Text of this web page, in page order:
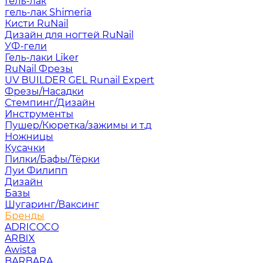
гель-лак Shimeria
Кисти RuNail
Дизайн для ногтей RuNail
УФ-гели
Гель-лаки Liker
RuNail Фрезы
UV BUILDER GEL Runail Expert
Фрезы/Насадки
Стемпинг/Дизайн
Инструменты
Пушер/Кюретка/зажимы и т.д
Ножницы
Кусачки
Пилки/Бафы/Тёрки
Луи Филипп
Дизайн
Базы
Шугаринг/Ваксинг
Бренды
ADRICOCO
ARBIX
Awista